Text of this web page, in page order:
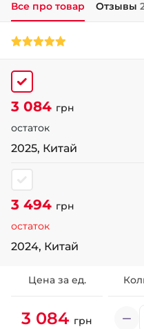
Все про товар Отзывы
3 084 грн
остаток
2025, Китай
3 494 грн
остаток
2024, Китай
Цена за ед.
3 084 грн